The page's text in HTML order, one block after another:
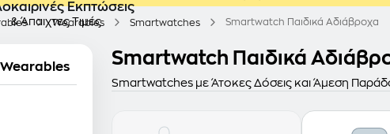
Εκπτώσεις
& Άπαιχτες Τιμές
Wearables Smartwatches Smartwatch Παιδικά Αδιάβροχα
Smartwatch Παιδικά
Smartwatches με Άτοκες Δόσεις και Άμεση